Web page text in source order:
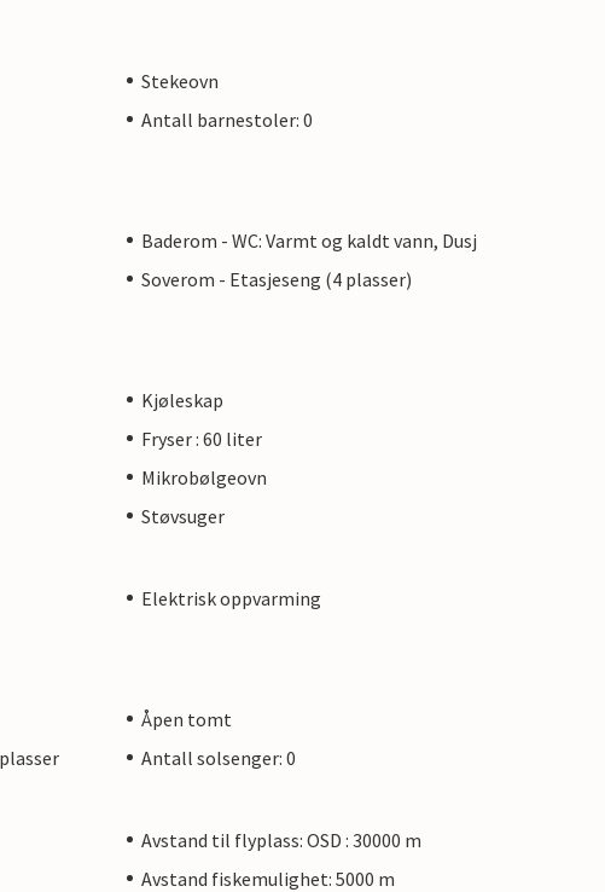
Stekeovn
Antall barnestoler: 0
Baderom - WC: Varmt og kaldt vann, Dusj
Soverom - Etasjeseng (4 plasser)
Kjøleskap
Fryser : 60 liter
Mikrobølgeovn
Støvsuger
Elektrisk oppvarming
Åpen tomt
Antall solsenger: 0
Avstand til flyplass: OSD : 30000 m
Avstand fiskemulighet: 5000 m